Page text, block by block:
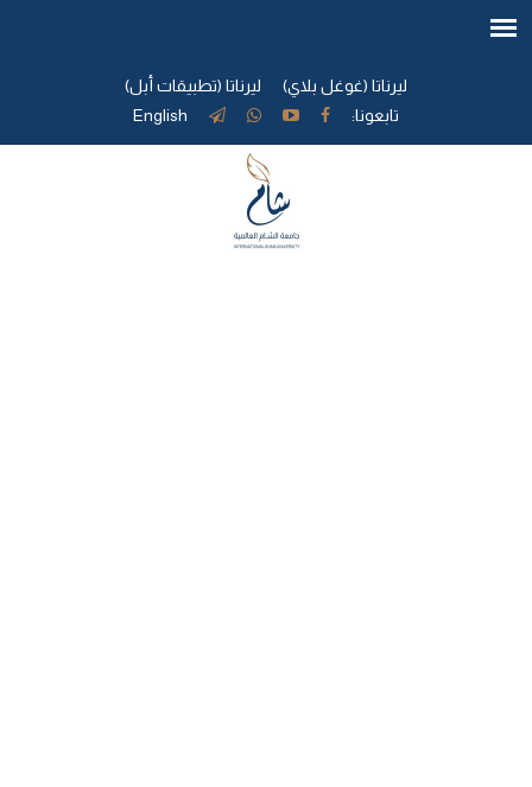
ليرناتا (غوغل بلاي)
ليرناتا (تطبيقات أبل)
تابعونا:
English